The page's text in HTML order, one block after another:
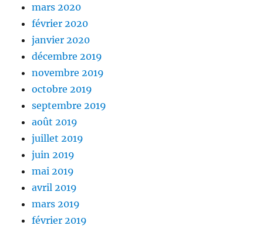
mars 2020
février 2020
janvier 2020
décembre 2019
novembre 2019
octobre 2019
septembre 2019
août 2019
juillet 2019
juin 2019
mai 2019
avril 2019
mars 2019
février 2019